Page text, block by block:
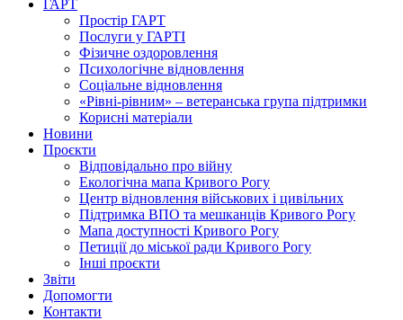
ГАРТ
Простір ГАРТ
Послуги у ГАРТІ
Фізичне оздоровлення
Психологічне відновлення
Соціальне відновлення
«Рівні-рівним» – ветеранська група підтримки
Корисні матеріали
Новини
Проєкти
Відповідально про війну
Екологічна мапа Кривого Рогу
Центр відновлення військових і цивільних
Підтримка ВПО та мешканців Кривого Рогу
Мапа доступності Кривого Рогу
Петиції до міської ради Кривого Рогу
Інші проєкти
Звіти
Допомогти
Контакти